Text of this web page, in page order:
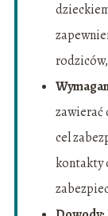
zawierać
cel
kontakty